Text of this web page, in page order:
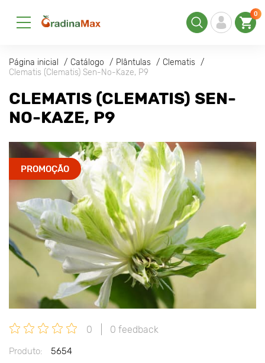
0
Página inicial Catálogo Plântulas
Clematis
Clematis (Clematis) Sen-No-Kaze, P9
CLEMATIS (CLEMATIS) SEN-
NO-KAZE, P9
PROMOÇÃO
0 0 feedback
Produto:
5654